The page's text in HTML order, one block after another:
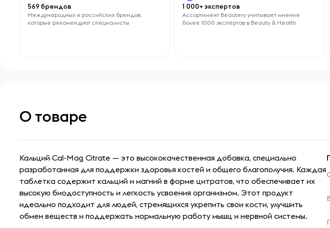
569 брендов
Международных и российских брендов,
которые рекомендуют специалисты
1 000+ экспертов
Ассортимент Beautery учитывает мнение
более 1000 экспертов в Beauty & Health
О товаре
Кальций Cal-Mag Citrate — это высококачественная добавка, специально
разработанная для поддержки здоровья костей и общего благополучия. Каждая
таблетка содержит кальций и магний в форме цитратов, что обеспечивает их
высокую биодоступность и легкость усвоения организмом. Этот продукт
идеально подходит для людей, стремящихся укрепить свои кости, улучшить
обмен веществ и поддержать нормальную работу мышц и нервной системы.